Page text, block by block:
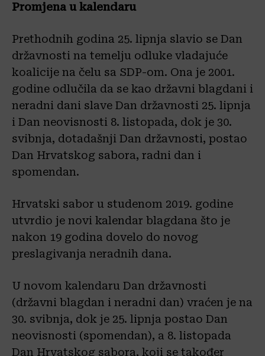
Promjena u kalendaru
Prethodnih godina 25. lipnja slavio se Dan
državnosti na temelju odluke vladajuće
koalicije na čelu sa SDP-om. Ona je 2001.
godine odlučila da se kao državni blagdani i
neradni dani slave Dan državnosti 25. lipnja
i Dan neovisnosti 8. listopada, dok je 30.
svibnja, dotadašnji Dan državnosti, postao
Dan Hrvatskog sabora, radni dan i
spomendan.
Hrvatski sabor u studenom 2019. godine
utvrdio je novi kalendar blagdana što je
nakon 19 godina dovelo do novog
preslagivanja neradnih dana.
U novom kalendaru Dan državnosti
(državni blagdan i neradni dan) vraćen je na
30. svibnja, dok je 25. lipnja postao Dan
neovisnosti (spomendan), a 8. listopada
Dan Hrvatskog sabora, koji se također